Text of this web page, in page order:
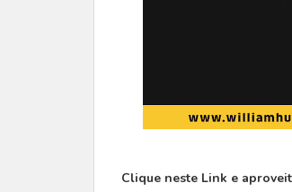
Clique neste Link e